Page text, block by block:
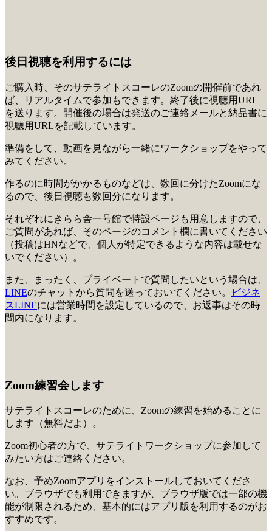
後日視聴を利用するには
ご購入時、そのサテライトスコーレのZoomの開催前であれ
ば、リアルタイムで参加もできます。終了後に視聴用URL
を送ります。開催後の場合は発送のご連絡メールと納品書に
視聴用URLを記載しています。
準備をして、動画を見ながら一緒にワークショップをやって
みてください。
作るのに時間がかかるものなどは、数回に分けたZoomにな
るので、後日視聴も数回分になります。
それぞれにきらら舎一号館で特設ページも用意しますので、
ご質問があれば、そのページのコメント欄に書いてください
（投稿はHNなどで、個人が特定できるような内容は載せな
いでください）。
また、まったく、プライベートで質問したいという場合は、
LINEのチャットから質問を送っておいてください。
ビジネ
スLINEには営業時間を設定しているので、お返事はその時
間内になります。
Zoom練習会します
サテライトスコーレのために、Zoomの練習を始めることに
します（無料だよ）。
Zoom初心者の方で、サテライトワークショップに参加して
みたい方はご連絡ください。
なお、予めZoomアプリをインストールしておいてくださ
い。ブラウザでも利用できますが、ブラウザ版では一部の機
能が制限されるため、基本的にはアプリ版を利用するのがお
すすめです。